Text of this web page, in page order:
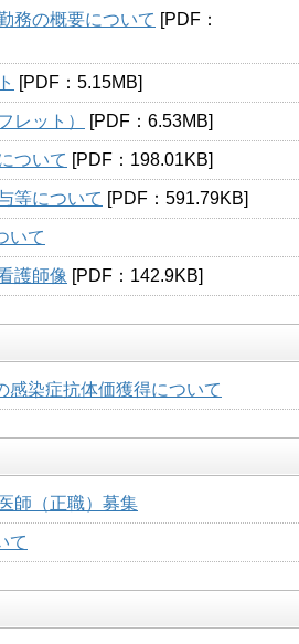
務の概要について [PDF：
[PDF：5.15MB]
レット） [PDF：6.53MB]
ついて [PDF：198.01KB]
等について [PDF：591.79KB]
いて
護師像 [PDF：142.9KB]
感染症抗体価獲得について
師（正職）募集
て